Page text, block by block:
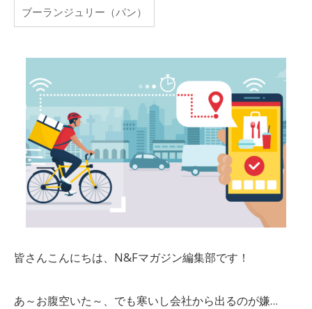
ブーランジュリー（パン）
皆さんこんにちは、N&Fマガジン編集部です！
あ～お腹空いた～、でも寒いし会社から出るのが嫌…